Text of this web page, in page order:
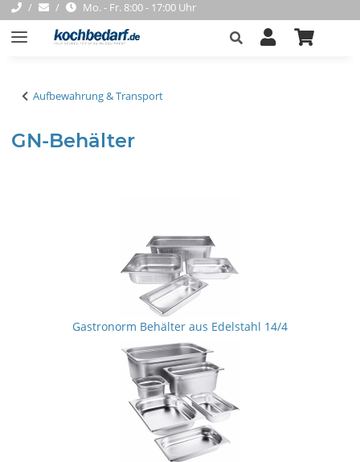
Mo. - Fr. 8:00 - 17:00 Uhr
Aufbewahrung & Transport
GN-Behälter
Gastronorm Behälter aus Edelstahl 14/4